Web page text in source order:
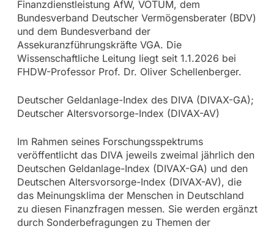
Finanzdienstleistung AfW, VOTUM, dem
Bundesverband Deutscher Vermögensberater (BDV)
und dem Bundesverband der
Assekuranzführungskräfte VGA. Die
Wissenschaftliche Leitung liegt seit 1.1.2026 bei
FHDW-Professor Prof. Dr. Oliver Schellenberger.
Deutscher Geldanlage-Index des DIVA (DIVAX-GA);
Deutscher Altersvorsorge-Index (DIVAX-AV)
Im Rahmen seines Forschungsspektrums
veröffentlicht das DIVA jeweils zweimal jährlich den
Deutschen Geldanlage-Index (DIVAX-GA) und den
Deutschen Altersvorsorge-Index (DIVAX-AV), die
das Meinungsklima der Menschen in Deutschland
zu diesen Finanzfragen messen. Sie werden ergänzt
durch Sonderbefragungen zu Themen der